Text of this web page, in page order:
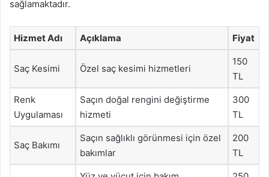
sağlamaktadır.
Hizmet Adı Açıklama Fiyat
Saç Kesimi Özel saç kesimi hizmetleri
150
TL
Renk
Uygulaması
Saçın doğal rengini değiştirme
hizmeti
300
TL
Saç Bakımı
Saçın sağlıklı görünmesi için özel
bakımlar
200
TL